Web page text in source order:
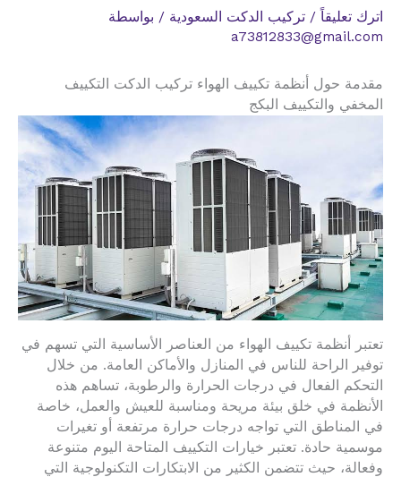
اترك تعليقاً / تركيب الدكت السعودية / بواسطة
a73812833@gmail.com
مقدمة حول أنظمة تكييف الهواء تركيب الدكت التكييف
المخفي والتكييف البكج
تعتبر أنظمة تكييف الهواء من العناصر الأساسية التي تسهم في
توفير الراحة للناس في المنازل والأماكن العامة. من خلال
التحكم الفعال في درجات الحرارة والرطوبة، تساهم هذه
الأنظمة في خلق بيئة مريحة ومناسبة للعيش والعمل، خاصة
في المناطق التي تواجه درجات حرارة مرتفعة أو تغيرات
موسمية حادة. تعتبر خيارات التكييف المتاحة اليوم متنوعة
وفعالة، حيث تتضمن الكثير من الابتكارات التكنولوجية التي